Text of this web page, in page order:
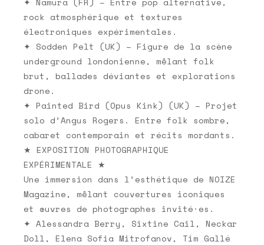
rock atmosphérique et textures
électroniques expérimentales.
✦ Sodden Pelt (UK) – Figure de la scène
underground londonienne, mêlant folk
brut, ballades déviantes et explorations
drone.
✦ Painted Bird (Opus Kink) (UK) – Projet
solo d’Angus Rogers. Entre folk sombre,
cabaret contemporain et récits mordants.
★ EXPOSITION PHOTOGRAPHIQUE
EXPÉRIMENTALE ★
Une immersion dans l’esthétique de NOIZE
Magazine, mêlant couvertures iconiques
et œuvres de photographes invité·es.
✦ Alessandra Berry, Sixtine Cail, Neckar
Doll, Elena Sofia Mitrofanov, Tim Gallé